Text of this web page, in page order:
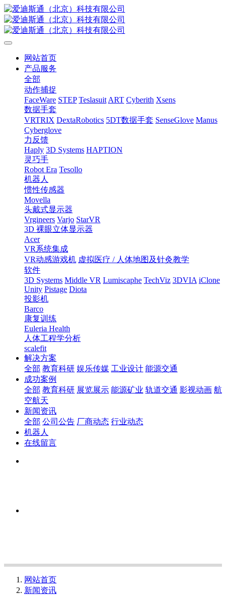
网站首页
产品服务
全部
动作捕捉
FaceWare STEP Teslasuit ART Cyberith Xsens
数据手套
VRTRIX DextaRobotics 5DT数据手套 SenseGlove Manus
Cyberglove
力反馈
Haply 3D Systems HAPTION
灵巧手
Robot Era Tesollo
机器人
惯性传感器
Movella
头戴式显示器
Vrgineers Varjo StarVR
3D 裸眼立体显示器
Acer
VR系统集成
VR动感游戏机 虚拟医疗 / 人体地图及针灸教学
软件
3D Systems Middle VR Lumiscaphe TechViz 3DVIA iClone
Unity Pistage Diota
投影机
Barco
康复训练
Euleria Health
人体工程学分析
scalefit
解决方案
全部 教育科研 娱乐传媒 工业设计 能源交通
成功案例
全部 教育科研 展览展示 能源矿业 轨道交通 影视动画 航
空航天
新闻资讯
全部 公司公告 厂商动态 行业动态
机器人
在线留言
网站首页
新闻资讯